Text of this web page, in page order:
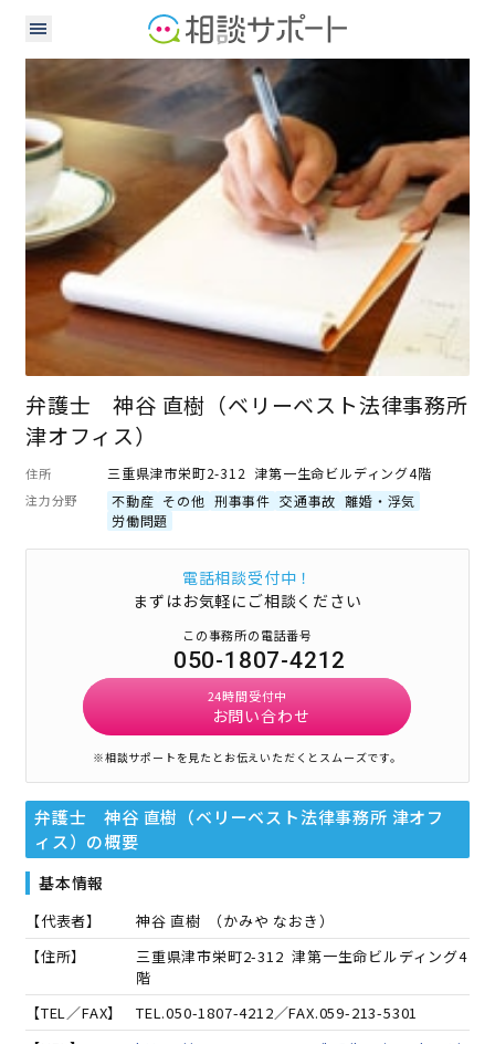
弁護士 神谷 直樹（ベリーベスト法律事務所
津オフィス）
住所 三重県津市栄町2-312 津第一生命ビルディング4階
注力分野 不動産 その他 刑事事件 交通事故 離婚・浮気
労働問題
電話相談受付中！
まずはお気軽にご相談ください
この事務所の電話番号
050-1807-4212
24時間受付中
お問い合わせ
※相談サポートを見たとお伝えいただくとスムーズです。
弁護士 神谷 直樹（ベリーベスト法律事務所 津オフ
ィス） の概要
基本情報
【代表者】 神谷 直樹 （かみや なおき）
【住所】
三重県津市栄町2-312 津第一生命ビルディング4
階
【TEL／FAX】
TEL.050-1807-4212／FAX.059-213-5301